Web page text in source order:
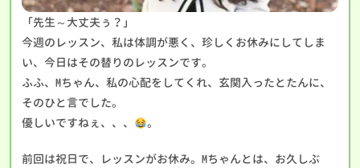
「先生～大丈夫ぅ？」
今週のレッスン、私は体調が悪く、珍しくお休みにしてしま
い、今日はその替りのレッスンです。
ふふ、Mちゃん、私の心配をしてくれ、玄関入ったとたんに、
そのひと言でした。
優しいですねぇ、、、
。
前回は祝日で、レッスンがお休み。Mちゃんとは、お久しぶ